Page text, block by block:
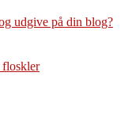
udgive på din blog?
floskler